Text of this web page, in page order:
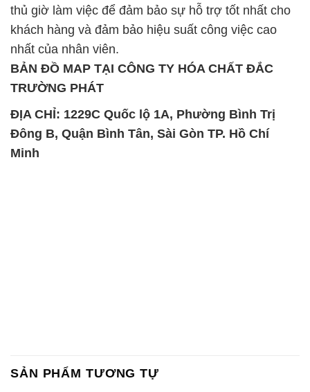
thủ giờ làm việc để đảm bảo sự hỗ trợ tốt nhất cho
khách hàng và đảm bảo hiệu suất công việc cao
nhất của nhân viên.
BẢN ĐỒ MAP TẠI CÔNG TY HÓA CHẤT ĐẮC
TRƯỜNG PHÁT
ĐỊA CHỈ: 1229C Quốc lộ 1A, Phường Bình Trị
Đông B, Quận Bình Tân, Sài Gòn TP. Hồ Chí
Minh
SẢN PHẨM TƯƠNG TỰ